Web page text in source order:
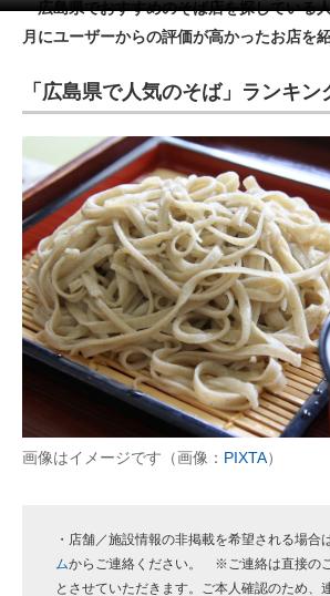
メディア
注目記事を集めた総合ページ
ITの今と未来を見通す
スマホと通信の最新トレンド
進化するPCとデバイスの未来
好きが集まる 比べて選べる
ビジネスと働き方のヒント
AI活用のいまが分かる
企業ITのトレンドを詳説
経営リーダーのコミュニティ
企業向けIT製品の総合サイト
広島県でおすすめのそば店を探している
月にユーザーからの評価が高かったお店を
「広島県で人気のそば」ランキン
画像はイメージです（画像： PIXTA）
・店舗／施設情報の非掲載を希望される場合は
ムからご連絡ください。 ※ご連絡は直接の
とさせていただきます。ご本人確認のため、